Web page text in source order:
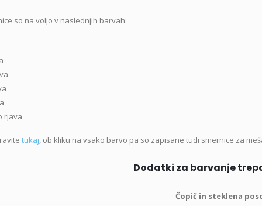
so na voljo v naslednjih barvah:
rjava
tukaj, ob kliku na vsako barvo pa so zapisane tudi smernice za
Dodatki za barvanje
Čopič in steklena